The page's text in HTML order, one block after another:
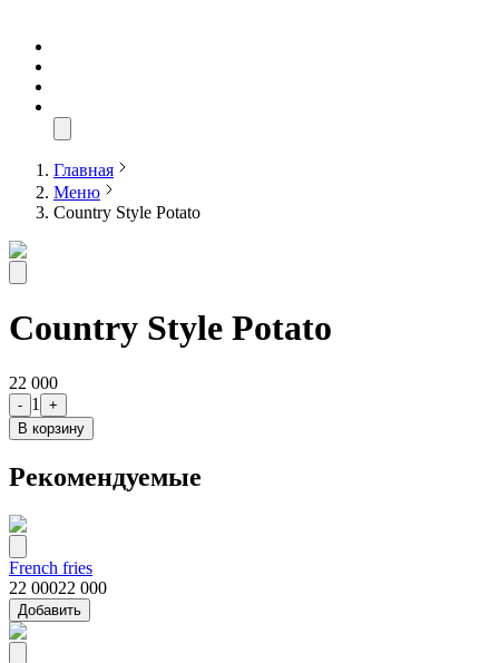
Главная
Меню
Country Style Potato
Country Style Potato
22 000
- 1
+
В корзину
Рекомендуемые
French fries
22 00022 000
Добавить